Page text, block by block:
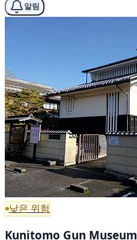
알림
낮은 위험
Kunitomo Gun Museum